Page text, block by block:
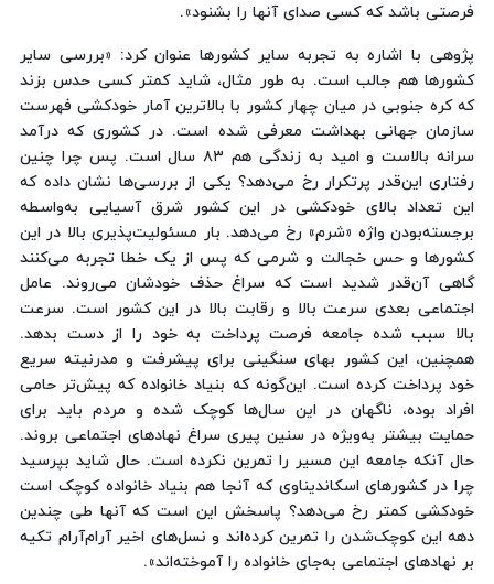
فرصتی باشد که کسی صدای آنها را بشنود».
پژوهی با اشاره به تجربه سایر کشورها عنوان کرد: «بررسی سایر
کشورها هم جالب است. به طور مثال، شاید کمتر کسی حدس بزند
که کره‌ جنوبی در میان چهار کشور با بالاترین آمار خودکشی فهرست
سازمان جهانی بهداشت معرفی شده است. در کشوری که درآمد
سرانه بالاست و امید به زندگی هم ۸۳ سال است. پس چرا چنین
رفتاری این‌قدر پرتکرار رخ می‌دهد؟ یکی از بررسی‌ها نشان داده که
این تعداد بالای خودکشی در این کشور شرق آسیایی به‌واسطه
برجسته‌بودن واژه «شرم» رخ می‌دهد. بار مسئولیت‌پذیری بالا در این
کشورها و حس خجالت و شرمی که پس از یک خطا تجربه می‌کنند
گاهی آن‌قدر شدید است که سراغ حذف خودشان می‌روند. عامل
اجتماعی بعدی سرعت بالا و رقابت بالا در این کشور است. سرعت
بالا سبب شده جامعه فرصت پرداخت به خود را از دست بدهد.
همچنین، این کشور بهای سنگینی برای پیشرفت و مدرنیته سریع
خود پرداخت کرده است. این‌گونه که بنیاد خانواده که پیش‌تر حامی
افراد بوده، ناگهان در این سال‌ها کوچک شده و مردم باید برای
حمایت بیشتر به‌ویژه در سنین پیری سراغ نهادهای اجتماعی بروند.
حال آنکه جامعه این مسیر را تمرین نکرده است. حال شاید بپرسید
چرا در کشورهای اسکاندیناوی که آنجا هم بنیاد خانواده کوچک است
خودکشی کمتر رخ می‌دهد؟ پاسخش این است که آنها طی چندین
دهه این کوچک‌شدن را تمرین کرده‌اند و نسل‌های اخیر آرام‌آرام تکیه
بر نهادهای اجتماعی به‌جای خانواده را آموخته‌اند».